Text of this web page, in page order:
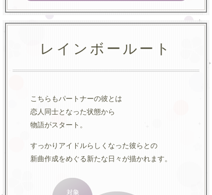
レインボールート
こちらもパートナーの彼とは
恋人同士となった状態から
物語がスタート。
すっかりアイドルらしくなった彼らとの
新曲作成をめぐる新たな日々が描かれます。